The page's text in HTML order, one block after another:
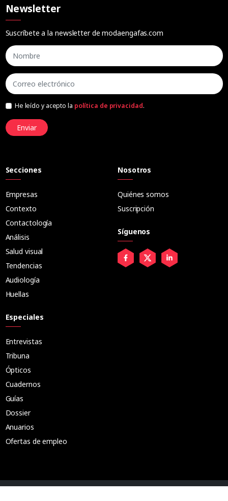
Newsletter
Suscríbete a la newsletter de modaengafas.com
He leído y acepto la política de privacidad.
Enviar
Secciones
Empresas
Contexto
Contactología
Análisis
Salud visual
Tendencias
Audiología
Huellas
Especiales
Entrevistas
Tribuna
Ópticos
Cuadernos
Guías
Dossier
Anuarios
Ofertas de empleo
Nosotros
Quiénes somos
Suscripción
Síguenos